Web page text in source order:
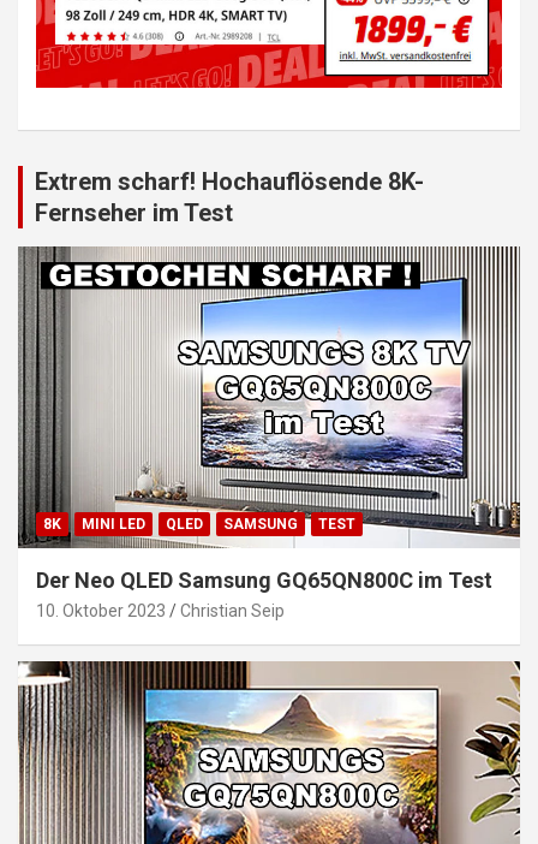
Extrem scharf! Hochauflösende 8K-
Fernseher im Test
8K MINI LED QLED SAMSUNG TEST
Der Neo QLED Samsung GQ65QN800C im Test
10. Oktober 2023 Christian Seip